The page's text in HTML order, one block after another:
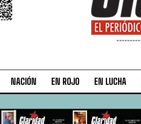
NACIÓN EN ROJO EN LUCHA